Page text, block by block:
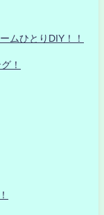
ムひとりDIY！！
！